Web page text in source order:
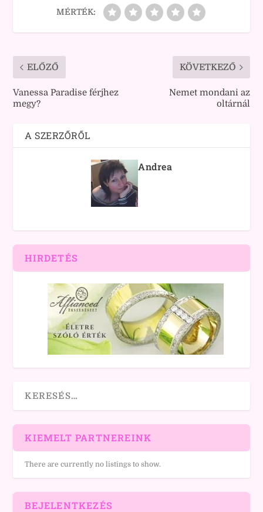
MÉRTÉK:
ELŐZŐ
Vanessa Paradise férjhez
megy?
KÖVETKEZŐ
Nemet mondani az
oltárnál
A SZERZŐRŐL
Andrea
HIRDETÉS
KIEMELT PARTNEREINK
There are currently no listings to show.
BEJELENTKEZÉS